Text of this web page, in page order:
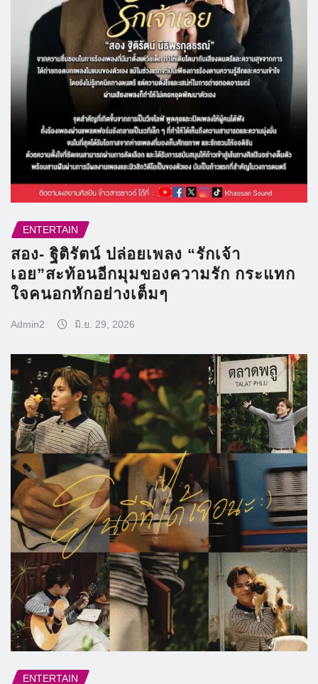
ENTERTAIN
สอง- ฐิติรัตน์ ปล่อยเพลง “รักเจ้า
เอย”สะท้อนอีกมุมของความรัก กระแทก
ใจคนอกหักอย่างเต็มๆ
Admin2 มิ.ย. 29, 2026
ENTERTAIN